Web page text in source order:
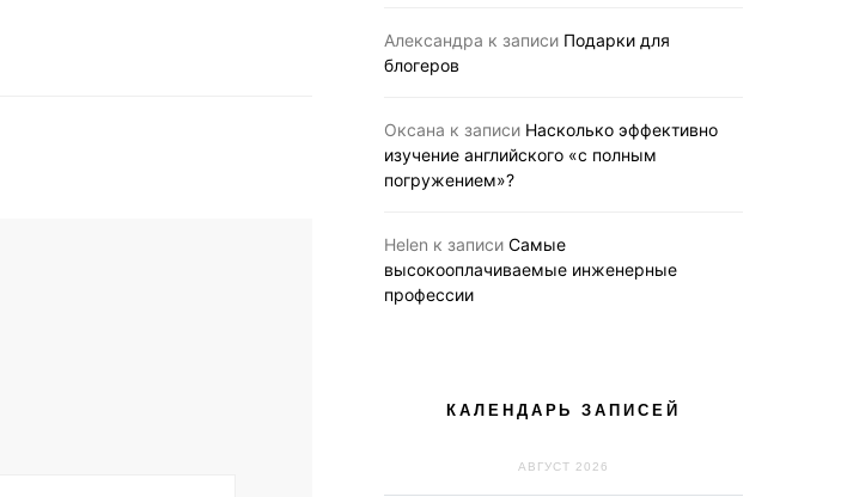
Александра к записи Подарки для
блогеров
Оксана к записи Насколько эффективно
изучение английского «с полным
погружением»?
Helen к записи Самые
высокооплачиваемые инженерные
профессии
КАЛЕНДАРЬ ЗАПИСЕЙ
АВГУСТ 2026